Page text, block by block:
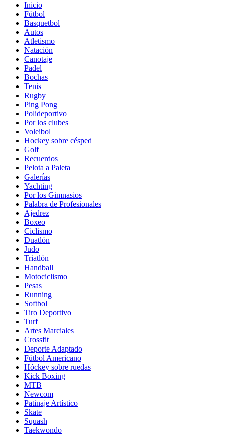
Inicio
Fútbol
Basquetbol
Autos
Atletismo
Natación
Canotaje
Padel
Bochas
Tenis
Rugby
Ping Pong
Polideportivo
Por los clubes
Voleibol
Hockey sobre césped
Golf
Recuerdos
Pelota a Paleta
Galerías
Yachting
Por los Gimnasios
Palabra de Profesionales
Ajedrez
Boxeo
Ciclismo
Duatlón
Judo
Triatlón
Handball
Motociclismo
Pesas
Running
Softbol
Tiro Deportivo
Turf
Artes Marciales
Crossfit
Deporte Adaptado
Fútbol Americano
Hóckey sobre ruedas
Kick Boxing
MTB
Newcom
Patinaje Artístico
Skate
Squash
Taekwondo